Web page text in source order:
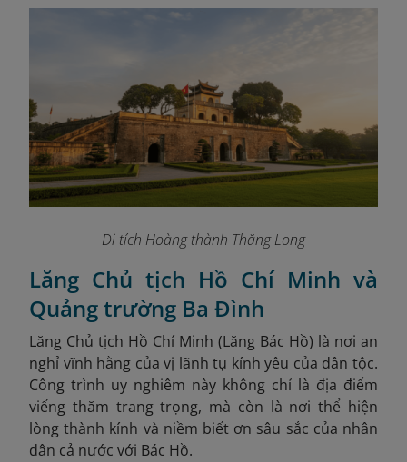
Di tích Hoàng thành Thăng Long
Lăng Chủ tịch Hồ Chí Minh và
Quảng trường Ba Đình
Lăng Chủ tịch Hồ Chí Minh (Lăng Bác Hồ) là nơi an
nghỉ vĩnh hằng của vị lãnh tụ kính yêu của dân tộc.
Công trình uy nghiêm này không chỉ là địa điểm
viếng thăm trang trọng, mà còn là nơi thể hiện
lòng thành kính và niềm biết ơn sâu sắc của nhân
dân cả nước với Bác Hồ.